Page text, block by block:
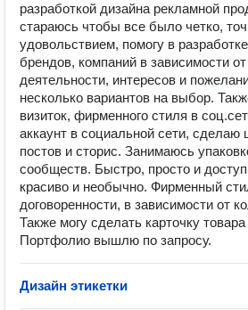
разработкой дизайна рекламной
стараюсь чтобы все было четко,
удовольствием, помогу в
брендов, компаний в зависимости
деятельности, интересов и
несколько вариантов на выбор.
визиток, фирменного стиля в
аккаунт в социальной сети,
постов и сторис. Занимаюсь
сообществ. Быстро, просто и
красиво и необычно. Фирменный
договоренности, в зависимости от
Также могу сделать карточку
Портфолио вышлю по запросу.
Дизайн этикетки